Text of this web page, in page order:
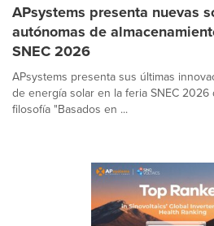
APsystems presenta nuevas
autónomas de
SNEC 2026
APsystems presenta sus últimas
de energía solar en la feria SNEC 2026
filosofía "Basados en ...